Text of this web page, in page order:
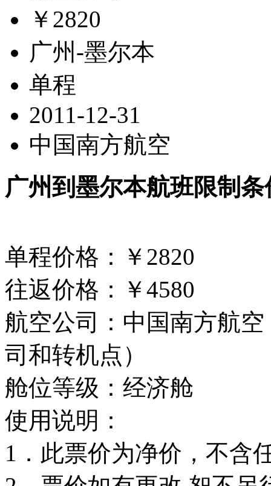
￥2820
广州-墨尔本
单程
2011-12-31
中国南方航空
广州到墨尔本航班限制
单程价格：￥2820
往返价格：￥4580
航空公司：中国南方航
司和转机点）
舱位等级：经济舱
使用说明：
1．此票价为净价，不含